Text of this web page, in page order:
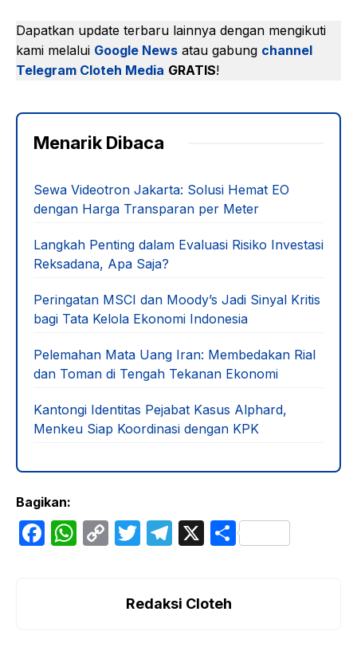
Dapatkan update terbaru lainnya dengan mengikuti
kami melalui Google News atau gabung channel
Telegram Cloteh Media GRATIS!
Menarik Dibaca
Sewa Videotron Jakarta: Solusi Hemat EO
dengan Harga Transparan per Meter
Langkah Penting dalam Evaluasi Risiko Investasi
Reksadana, Apa Saja?
Peringatan MSCI dan Moody’s Jadi Sinyal Kritis
bagi Tata Kelola Ekonomi Indonesia
Pelemahan Mata Uang Iran: Membedakan Rial
dan Toman di Tengah Tekanan Ekonomi
Kantongi Identitas Pejabat Kasus Alphard,
Menkeu Siap Koordinasi dengan KPK
Bagikan:
F
W C
T
er
T
gr
X S
Redaksi Cloteh